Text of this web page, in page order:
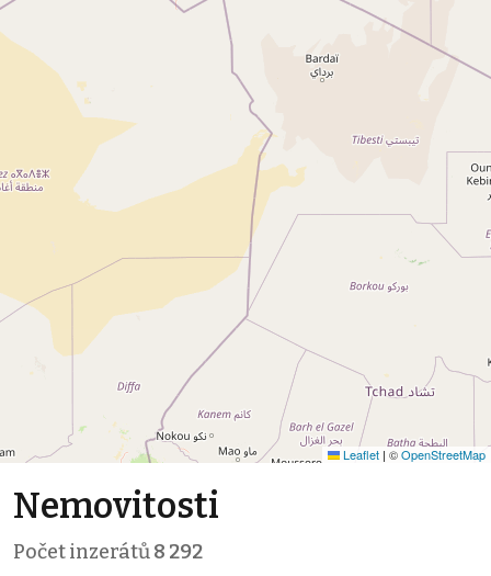
Leaflet | ©OpenStreetMap
Nemovitosti
Počet inzerátů8 292